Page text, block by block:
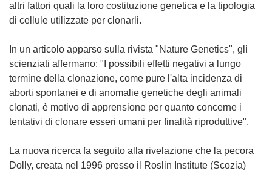
altri fattori quali la loro costituzione genetica e la tipologia
di cellule utilizzate per clonarli.
In un articolo apparso sulla rivista "Nature Genetics", gli
scienziati affermano: "I possibili effetti negativi a lungo
termine della clonazione, come pure l'alta incidenza di
aborti spontanei e di anomalie genetiche degli animali
clonati, è motivo di apprensione per quanto concerne i
tentativi di clonare esseri umani per finalità riproduttive".
La nuova ricerca fa seguito alla rivelazione che la pecora
Dolly, creata nel 1996 presso il Roslin Institute (Scozia)